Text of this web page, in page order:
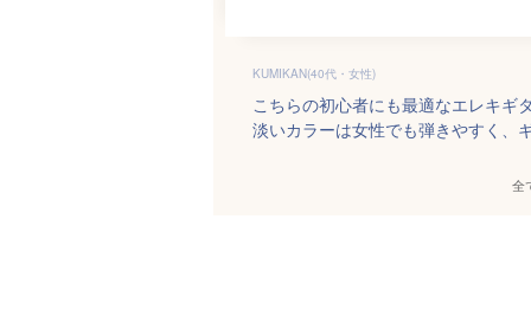
KUMIKAN(40代・女性)
こちらの初心者にも最適なエレキギ
淡いカラーは女性でも弾きやすく、
全